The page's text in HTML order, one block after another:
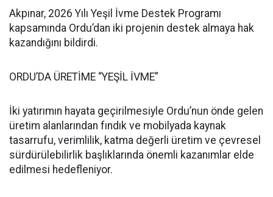
Akpınar, 2026 Yılı Yeşil İvme Destek Programı
kapsamında Ordu’dan iki projenin destek almaya hak
kazandığını bildirdi.
ORDU’DA ÜRETİME “YEŞİL İVME”
İki yatırımın hayata geçirilmesiyle Ordu’nun önde gelen
üretim alanlarından fındık ve mobilyada kaynak
tasarrufu, verimlilik, katma değerli üretim ve çevresel
sürdürülebilirlik başlıklarında önemli kazanımlar elde
edilmesi hedefleniyor.